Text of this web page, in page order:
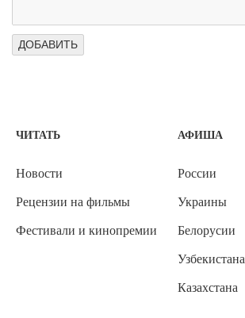
ЧИТАТЬ
Новости
Рецензии на фильмы
Фестивали и кинопремии
АФИША
России
Украины
Белорусии
Узбекистана
Казахстана